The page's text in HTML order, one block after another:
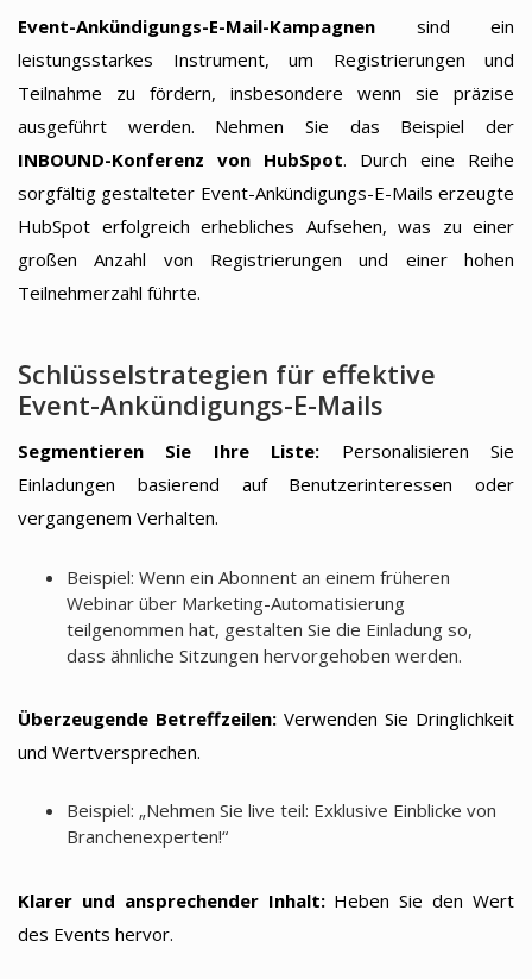
Event-Ankündigungs-E-Mail-Kampagnen sind ein
leistungsstarkes Instrument, um Registrierungen und
Teilnahme zu fördern, insbesondere wenn sie präzise
ausgeführt werden. Nehmen Sie das Beispiel der
INBOUND-Konferenz von HubSpot. Durch eine Reihe
sorgfältig gestalteter Event-Ankündigungs-E-Mails erzeugte
HubSpot erfolgreich erhebliches Aufsehen, was zu einer
großen Anzahl von Registrierungen und einer hohen
Teilnehmerzahl führte.
Schlüsselstrategien für effektive
Event-Ankündigungs-E-Mails
Segmentieren Sie Ihre Liste: Personalisieren Sie
Einladungen basierend auf Benutzerinteressen oder
vergangenem Verhalten.
Beispiel: Wenn ein Abonnent an einem früheren
Webinar über Marketing-Automatisierung
teilgenommen hat, gestalten Sie die Einladung so,
dass ähnliche Sitzungen hervorgehoben werden.
Überzeugende Betreffzeilen: Verwenden Sie Dringlichkeit
und Wertversprechen.
Beispiel: „Nehmen Sie live teil: Exklusive Einblicke von
Branchenexperten!“
Klarer und ansprechender Inhalt:Heben Sie den Wert
des Events hervor.